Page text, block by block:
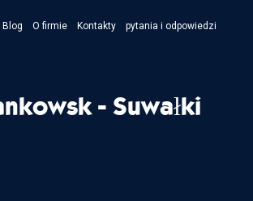
Blog O firmie Kontakty pytania i odpowiedzi
- Suwałki